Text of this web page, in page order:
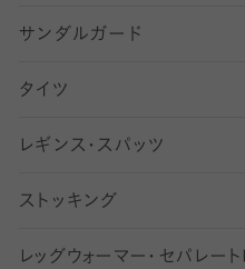
足袋ソックス・靴下
無地・プレーンソックス
柄ソックス・靴下
スニーカー（くるぶし）用
アンクル・ショートソック
フットカバー・カバーソッ
フットカバー・カバーソッ
フットカバー・カバーソッ
サンダルガード
タイツ
30デニール以下のタイツ
31〜40デニールタイツ
41〜60デニールタイツ
レギンス・スパッツ
柄レギンス
無地レギンス
ストッキング
伝線しにくいストッキン
レッ グ ウォー マー ・ セパレー ト